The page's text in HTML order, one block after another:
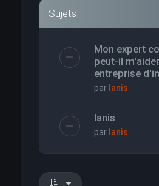
Sujets
Mon expert
peut-il
entreprise
par Ianis
Ianis
par Ianis